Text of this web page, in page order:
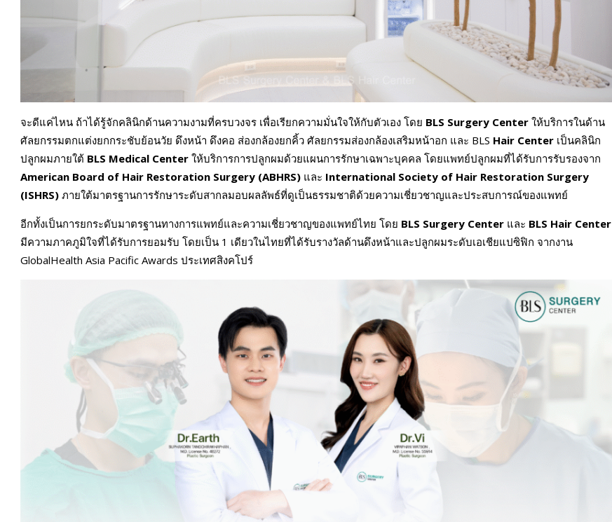
จะดีแค่ไหน ถ้าได้รู้จักคลินิกด้านความงามที่ครบวงจร เพื่อเรียกความมั่นใจให้กับตัวเอง โดย BLS Surgery Center ให้บริการในด้าน
ศัลยกรรมตกแต่งยกกระชับย้อนวัย ดึงหน้า ดึงคอ ส่องกล้องยกคิ้ว ศัลยกรรมส่องกล้องเสริมหน้าอก และ BLS Hair Center เป็นคลินิก
ปลูกผมภายใต้ BLS Medical Center ให้บริการการปลูกผมด้วยแผนการรักษาเฉพาะบุคคล โดยแพทย์ปลูกผมที่ได้รับการรับรองจาก
American Board of Hair Restoration Surgery (ABHRS) และ International Society of Hair Restoration Surgery
(ISHRS) ภายใต้มาตรฐานการรักษาระดับสากลมอบผลลัพธ์ที่ดูเป็นธรรมชาติด้วยความเชี่ยวชาญและประสบการณ์ของแพทย์
อีกทั้งเป็นการยกระดับมาตรฐานทางการแพทย์และความเชี่ยวชาญของแพทย์ไทย โดย BLS Surgery Center และ BLS Hair Center
มีความภาคภูมิใจที่ได้รับการยอมรับ โดยเป็น 1 เดียวในไทยที่ได้รับรางวัลด้านดึงหน้าและปลูกผมระดับเอเชียแปซิฟิก จากงาน
GlobalHealth Asia Pacific Awards ประเทศสิงคโปร์